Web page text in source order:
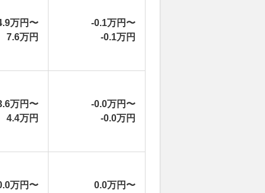
万円〜
7.6万円
-0.1万円〜
-0.1万円
万円〜
4.4万円
-0.0万円〜
-0.0万円
万円〜
0.0万円〜